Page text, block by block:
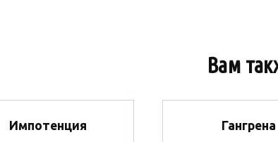
Вам
Импотенция Гангрена